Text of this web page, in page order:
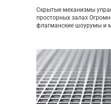
Скрытые механизмы
просторных залах
флагманские шоурумы и